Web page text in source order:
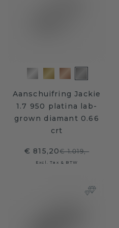
Aanschuifring Jackie
1.7 950 platina lab-
grown diamant 0.66
crt
€ 815,20€ 1.019,-
Excl. Tax & BTW